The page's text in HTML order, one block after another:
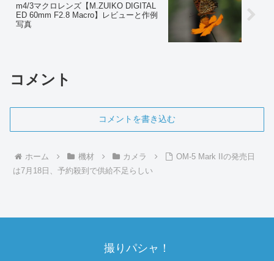
m4/3マクロレンズ【M.ZUIKO DIGITAL
ED 60mm F2.8 Macro】レビューと作例
写真
コメント
コメントを書き込む
ホーム 機材 カメラ
OM-5 Mark IIの発売日
は7月18日、予約殺到で供給不足らしい
撮りパシャ！